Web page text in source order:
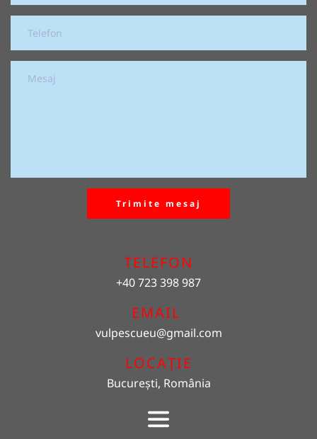
Trimite mesaj
TELEFON
+40 723 398 987
EMAIL
vulpescueu@gmail.com
LOCAȚIE
București, România